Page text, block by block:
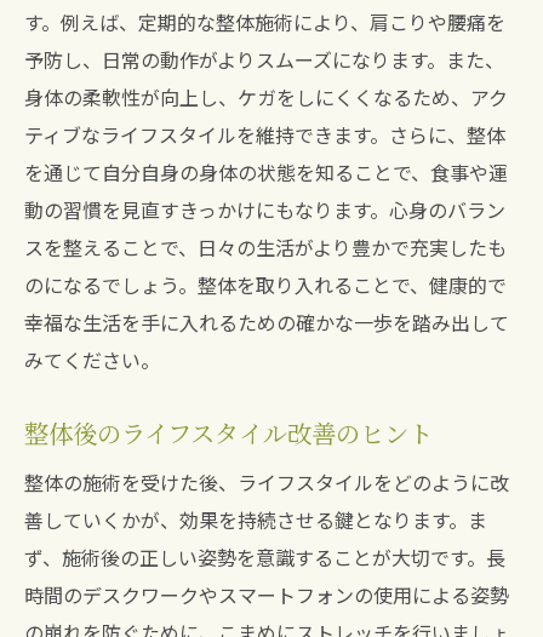
整体で得られる新しいエネルギーの源
心のリセットを図る整体体験談
心と体の再生を促進する整体の効果
す。例えば、定期的な整体施術により、肩こりや腰痛を
予防し、日常の動作がよりスムーズになります。また、
身体の柔軟性が向上し、ケガをしにくくなるため、アク
ティブなライフスタイルを維持できます。さらに、整体
を通じて自分自身の身体の状態を知ることで、食事や運
動の習慣を見直すきっかけにもなります。心身のバラン
スを整えることで、日々の生活がより豊かで充実したも
のになるでしょう。整体を取り入れることで、健康的で
幸福な生活を手に入れるための確かな一歩を踏み出して
みてください。
整体後のライフスタイル改善のヒント
整体の施術を受けた後、ライフスタイルをどのように改
善していくかが、効果を持続させる鍵となります。ま
ず、施術後の正しい姿勢を意識することが大切です。長
時間のデスクワークやスマートフォンの使用による姿勢